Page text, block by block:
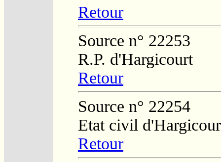
Retour
Source n° 22253
R.P. d'Hargicourt
Retour
Source n° 22254
Etat civil
Retour